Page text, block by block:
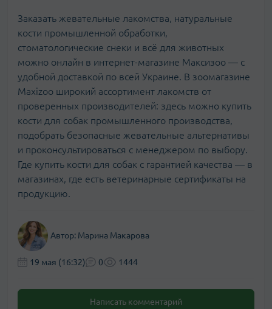
Заказать жевательные лакомства, натуральные
кости промышленной обработки,
стоматологические снеки и всё для животных
можно онлайн в интернет-магазине Максизоо — с
удобной доставкой по всей Украине. В зоомагазине
Maxizoo широкий ассортимент лакомств от
проверенных производителей: здесь можно купить
кости для собак промышленного производства,
подобрать безопасные жевательные альтернативы
и проконсультироваться с менеджером по выбору.
Где купить кости для собак с гарантией качества — в
магазинах, где есть ветеринарные сертификаты на
продукцию.
Автор: Марина Макарова
19 мая (16:32) 0 1444
Написать комментарий